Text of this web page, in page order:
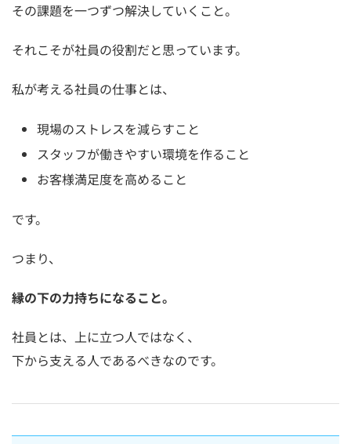
その課題を一つずつ解決していくこと。
それこそが社員の役割だと思っています。
私が考える社員の仕事とは、
現場のストレスを減らすこと
スタッフが働きやすい環境を作ること
お客様満足度を高めること
です。
つまり、
縁の下の力持ちになること。
社員とは、上に立つ人ではなく、
下から支える人であるべきなのです。